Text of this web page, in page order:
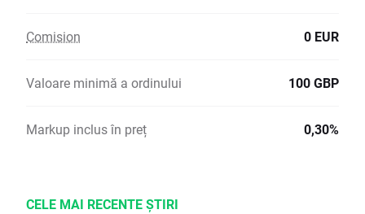
Comision 0 EUR
Valoare minimă a ordinului 100 GBP
Markup inclus în preț 0,30%
CELE MAI RECENTE ȘTIRI